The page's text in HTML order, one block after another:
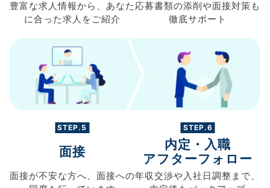
豊富な求人情報から、 あなた
に合った求人を ご紹介
応募書類の添削や面接対策も
徹底サポート
STEP.5
面接
面接が不安な方へ、 面接への
STEP.6
内定・入職
アフターフォロー
年収交渉や入社日調整まで、